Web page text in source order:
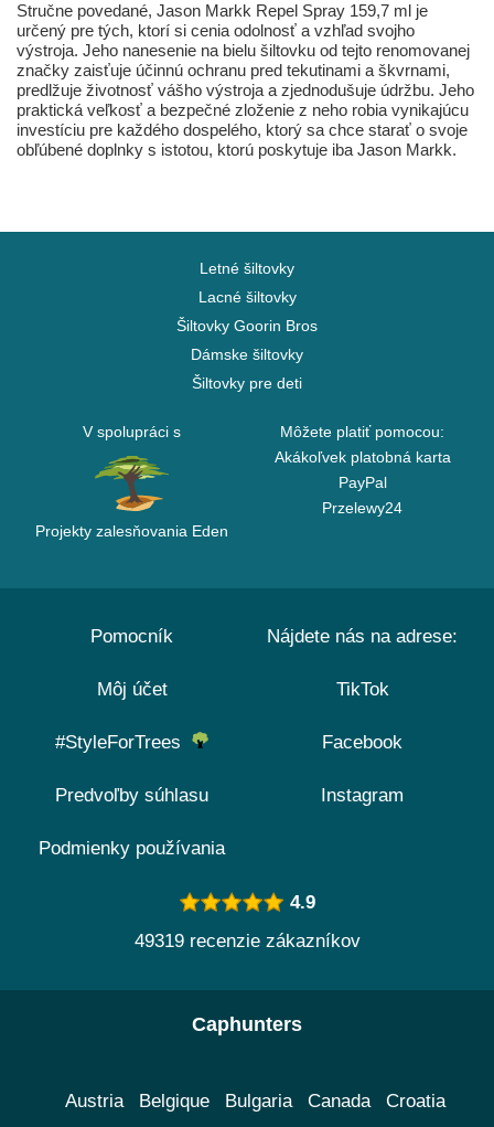
Stručne povedané, Jason Markk Repel Spray 159,7 ml je
určený pre tých, ktorí si cenia odolnosť a vzhľad svojho
výstroja. Jeho nanesenie na bielu šiltovku od tejto renomovanej
značky zaisťuje účinnú ochranu pred tekutinami a škvrnami,
predlžuje životnosť vášho výstroja a zjednodušuje údržbu. Jeho
praktická veľkosť a bezpečné zloženie z neho robia vynikajúcu
investíciu pre každého dospelého, ktorý sa chce starať o svoje
obľúbené doplnky s istotou, ktorú poskytuje iba Jason Markk.
Letné šiltovky
Lacné šiltovky
Šiltovky Goorin Bros
Dámske šiltovky
Šiltovky pre deti
V spolupráci s
Projekty zalesňovania Eden
Môžete platiť pomocou:
Akákoľvek platobná karta
PayPal
Przelewy24
Pomocník
Môj účet
#StyleForTrees
Predvoľby súhlasu
Podmienky používania
Nájdete nás na adrese:
TikTok
Facebook
Instagram
4.9
49319 recenzie zákazníkov
Caphunters
Austria Belgique Bulgaria Canada Croatia